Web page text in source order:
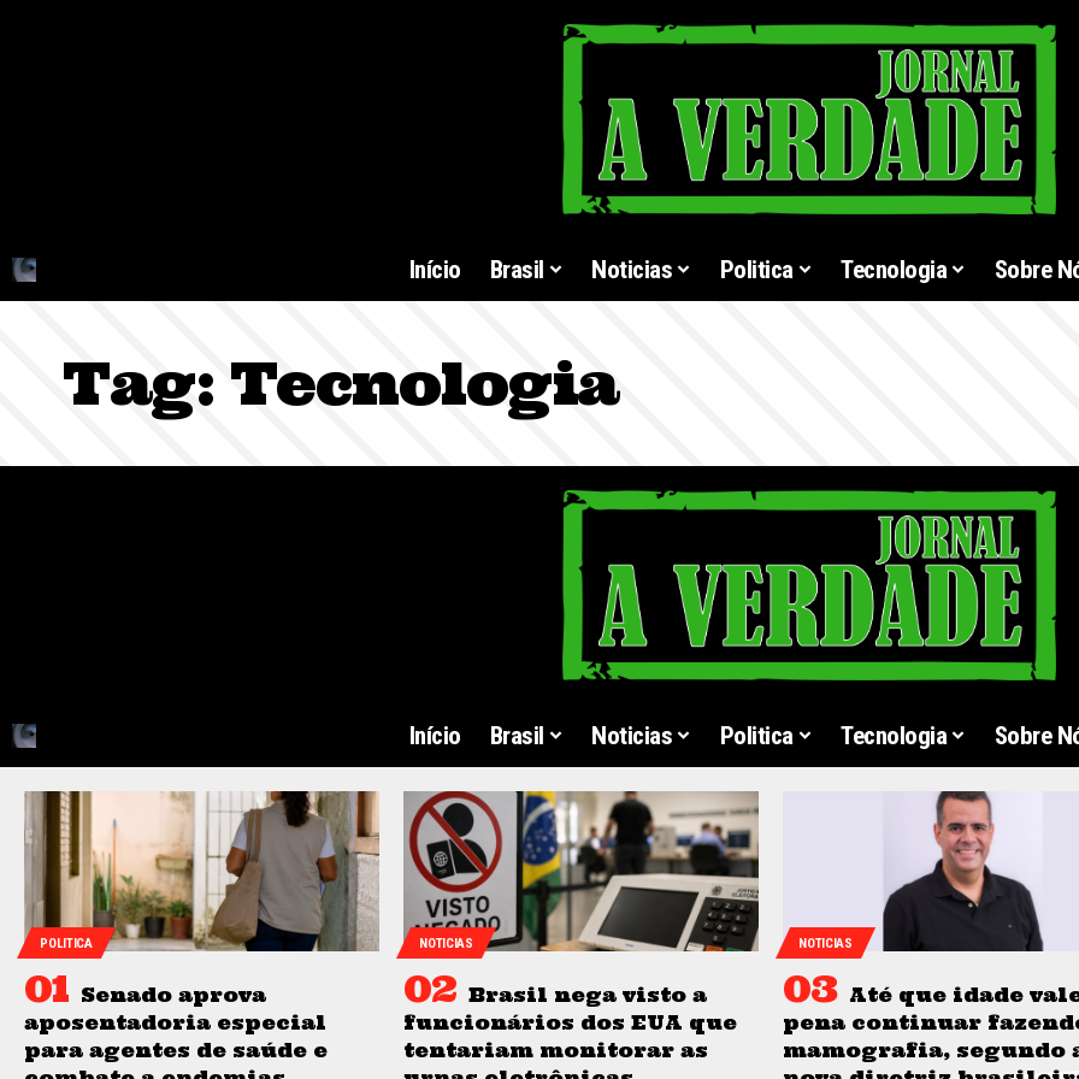
Início Brasil Noticias Politica Tecnologia Sobre
Tag: Tecnologia
Início Brasil Noticias Politica Tecnologia Sobre
POLITICA
Senado aprova
aposentadoria especial
para agentes de saúde e
NOTICIAS
Brasil nega visto a
funcionários dos EUA que
tentariam monitorar as
NOTICIAS
Até que idade
pena continuar
mamografia, segundo